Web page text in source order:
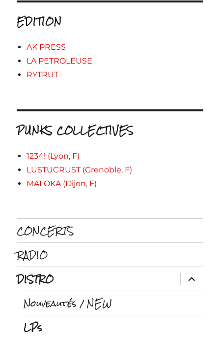
EDITION
AK PRESS
LA PETROLEUSE
RYTRUT
PUNKS COLLECTIVES
1234! (Lyon, F)
LUSTUCRUST (Grenoble, F)
MALOKA (Dijon, F)
CONCERTS
RADIO
DISTRO
ouvrir
le
sous-
Nouveautés / NEW
LPs